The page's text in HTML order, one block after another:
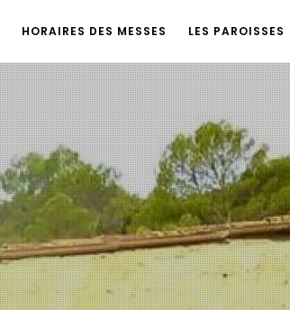
HORAIRES DES MESSES LES PAROISSES